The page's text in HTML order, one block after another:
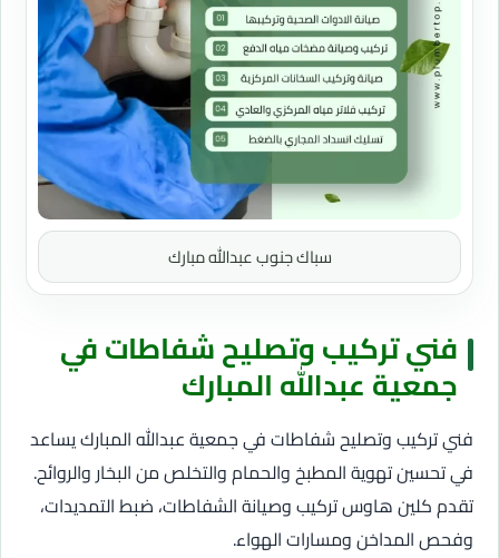
سباك جنوب عبدالله مبارك
فني تركيب وتصليح شفاطات في
جمعية عبدالله المبارك
فني تركيب وتصليح شفاطات في جمعية عبدالله المبارك يساعد
في تحسين تهوية المطبخ والحمام والتخلص من البخار والروائح.
تقدم كلين هاوس تركيب وصيانة الشفاطات، ضبط التمديدات،
وفحص المداخن ومسارات الهواء.